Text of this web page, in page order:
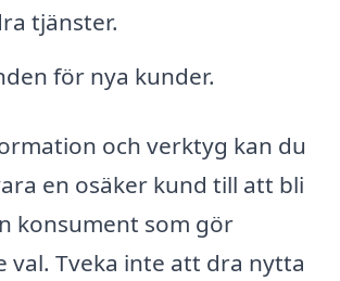
tjänster.
för nya kunder.
och verktyg kan du
en osäker kund till att bli
konsument som gör
val. Tveka inte att dra nytta